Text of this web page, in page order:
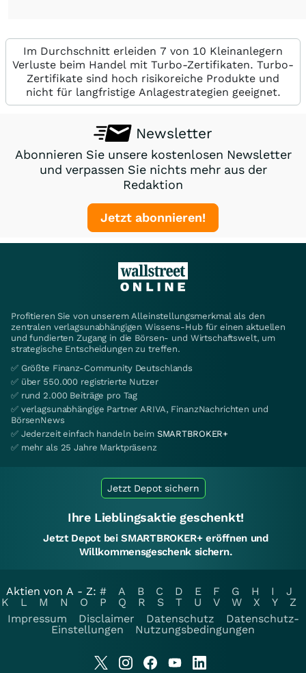
Im Durchschnitt erleiden 7 von 10 Kleinanlegern
Verluste beim Handel mit Turbo-Zertifikaten. Turbo-
Zertifikate sind hoch risikoreiche Produkte und
nicht für langfristige Anlagestrategien geeignet.
Newsletter
Abonnieren Sie unsere kostenlosen Newsletter
und verpassen Sie nichts mehr aus der
Redaktion
Jetzt abonnieren!
Profitieren Sie von unserem Alleinstellungsmerkmal als den
zentralen verlagsunabhängigen Wissens-Hub für einen aktuellen
und fundierten Zugang in die Börsen- und Wirtschaftswelt, um
strategische Entscheidungen zu treffen.
✅ Größte Finanz-Community Deutschlands
✅ über 550.000 registrierte Nutzer
✅ rund 2.000 Beiträge pro Tag
✅ verlagsunabhängige Partner ARIVA, FinanzNachrichten und
BörsenNews
✅ Jederzeit einfach handeln beim SMARTBROKER+
✅ mehr als 25 Jahre Marktpräsenz
Jetzt Depot sichern
Ihre Lieblingsaktie geschenkt!
Jetzt Depot bei SMARTBROKER+ eröffnen und
Willkommensgeschenk sichern.
Aktien von A - Z: # A B C D E F G H I
J
K
L M N O P Q R S T U V W X Y
Z
Impressum
Disclaimer Datenschutz
Datenschutz-
Einstellungen
Nutzungsbedingungen